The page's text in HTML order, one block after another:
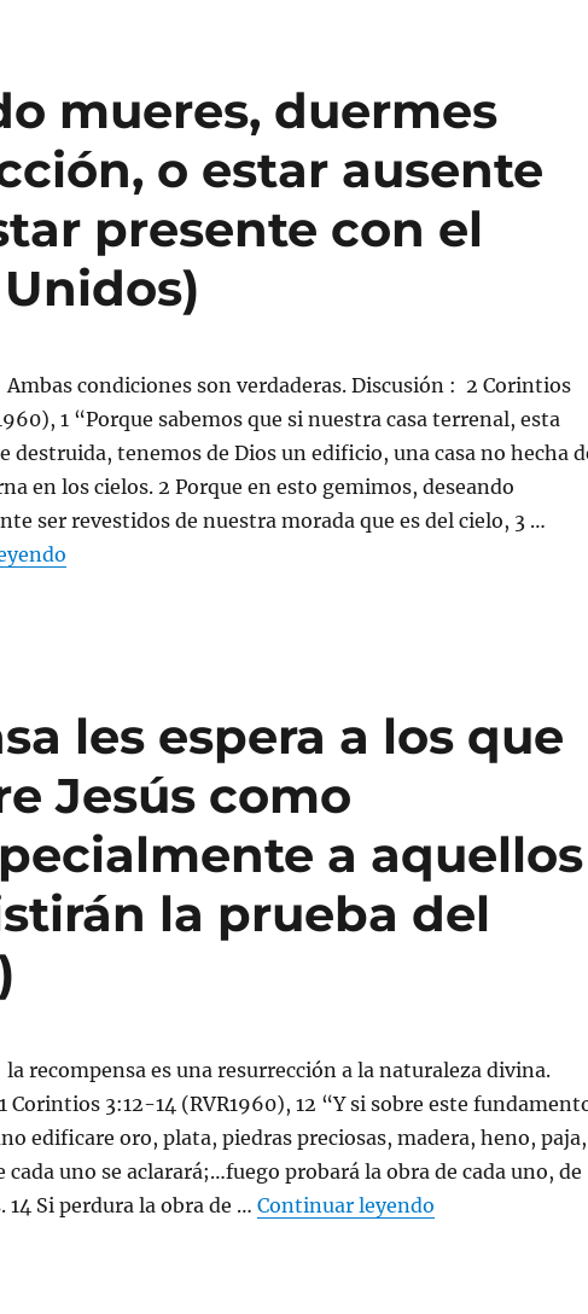
mueres, duermes
o estar ausente
presente con el
Ambas condiciones son verdaderas. Discusión : 2 Corintios
1 “Porque sabemos que si nuestra casa terrenal, esta
destruida, tenemos de Dios un edificio, una casa no hecha
en los cielos. 2 Porque en esto gemimos, deseando
ser revestidos de nuestra morada que es del cielo, 3 …
«¿Cuál es? Cuando mueres, duermes hasta la
les espera a los que
Jesús como
a aquellos
la prueba del
recompensa es una resurrección a la naturaleza divina.
Corintios 3:12-14 (RVR1960), 12 “Y si sobre este
edificare oro, plata, piedras preciosas, madera, heno, paja,
cada uno se aclarará;…fuego probará la obra de cada uno, de
14 Si perdura la obra de … Continuar leyendo«¿Qué